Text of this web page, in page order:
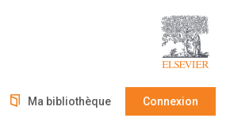
Ma bibliothèque Connexion